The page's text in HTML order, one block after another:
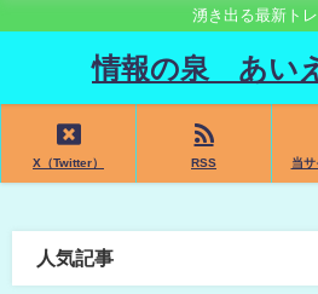
湧き出る最新ト
情報の泉 あい
X（Twitter） RSS 当
人気記事